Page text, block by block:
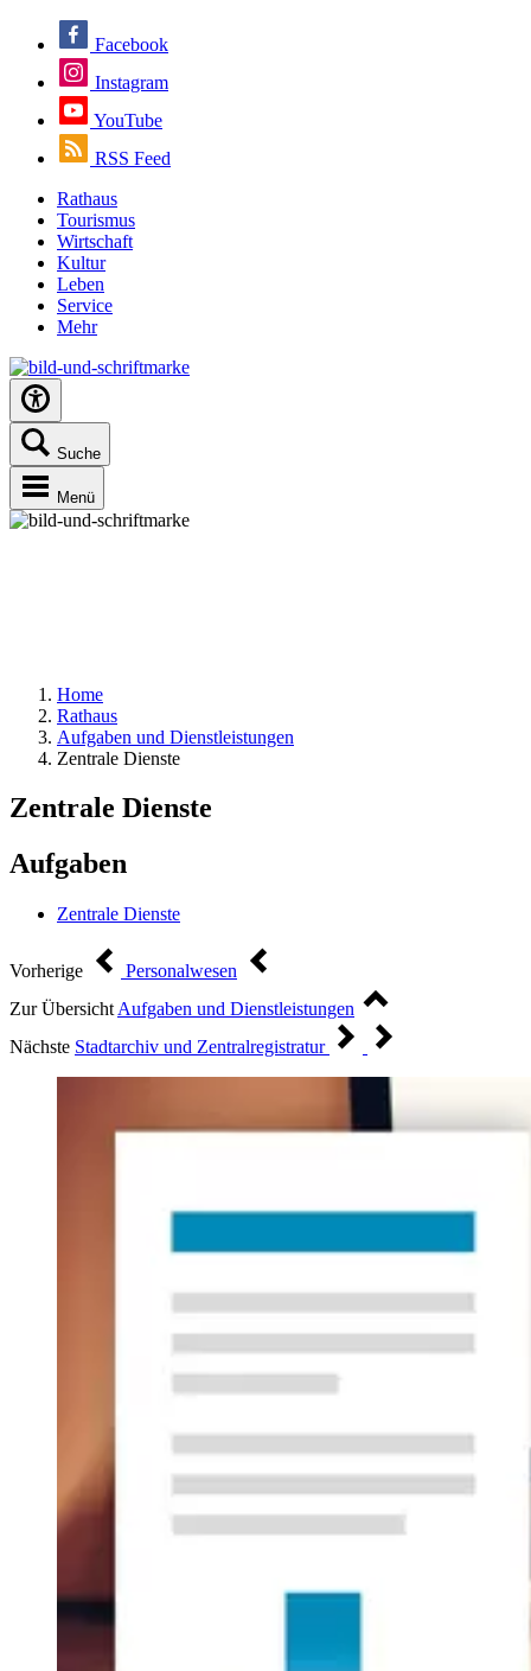
Facebook
Instagram
YouTube
RSS Feed
Rathaus
Tourismus
Wirtschaft
Kultur
Leben
Service
Mehr
Suche
Menü
Home
Rathaus
Aufgaben und Dienstleistungen
Zentrale Dienste
Zentrale Dienste
Aufgaben
Zentrale Dienste
Vorherige
Personalwesen
Zur Übersicht Aufgaben und Dienstleistungen
Nächste Stadtarchiv und Zentralregistratur